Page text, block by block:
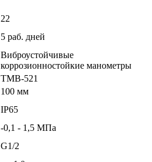
22
5 раб. дней
Виброустойчивые
коррозионностойкие манометры
ТМВ-521
100 мм
IP65
-0,1 - 1,5 МПа
G1/2